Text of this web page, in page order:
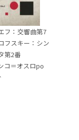
フ：交響曲第7
フスキー：シン
第2番
コ＝オスロpo